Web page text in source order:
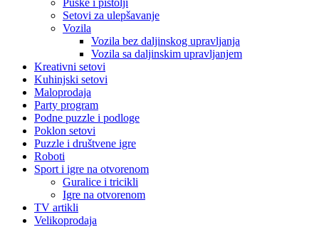
Puške i pištolji
Setovi za ulepšavanje
Vozila
Vozila bez daljinskog upravljanja
Vozila sa daljinskim upravljanjem
Kreativni setovi
Kuhinjski setovi
Maloprodaja
Party program
Podne puzzle i podloge
Poklon setovi
Puzzle i društvene igre
Roboti
Sport i igre na otvorenom
Guralice i tricikli
Igre na otvorenom
TV artikli
Velikoprodaja